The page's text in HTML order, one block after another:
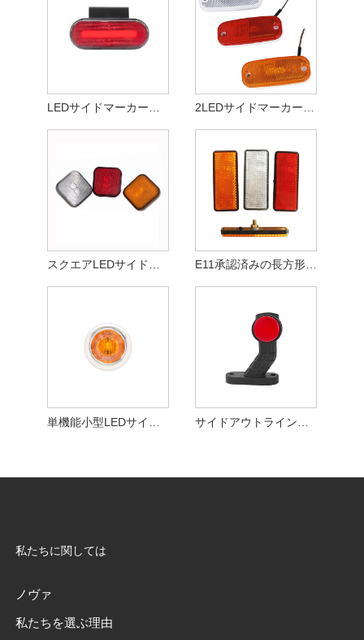
スクエアLEDサイドマーカーライト E11承認済みの長方形リフレクターサイドマーカー
私たちに関しては
ノヴァ
私たちを選ぶ理由